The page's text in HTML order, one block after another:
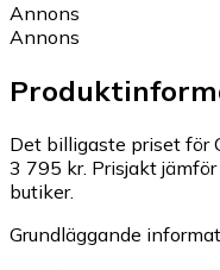
Annons
Annons
Det billigaste priset för
3 795 kr. Prisjakt
butiker.
Grundläggande